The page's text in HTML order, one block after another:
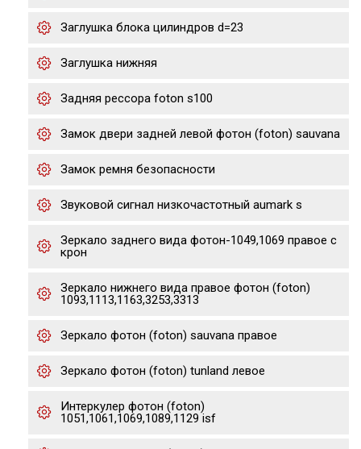
Заглушка блока цилиндров d=23
Заглушка нижняя
Задняя рессора foton s100
Замок двери задней левой фотон (foton) sauvana
Замок ремня безопасности
Звуковой сигнал низкочастотный aumark s
Зеркало заднего вида фотон-1049,1069 правое с
крон
Зеркало нижнего вида правое фотон (foton)
1093,1113,1163,3253,3313
Зеркало фотон (foton) sauvana правое
Зеркало фотон (foton) tunland левое
Интеркулер фотон (foton)
1051,1061,1069,1089,1129 isf